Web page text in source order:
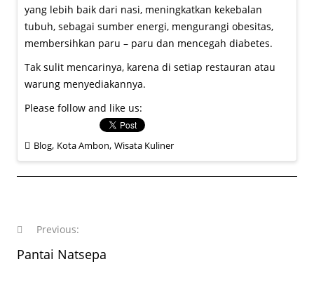
yang lebih baik dari nasi, meningkatkan kekebalan
tubuh, sebagai sumber energi, mengurangi obesitas,
membersihkan paru – paru dan mencegah diabetes.
Tak sulit mencarinya, karena di setiap restauran atau
warung menyediakannya.
Please follow and like us:
Blog, Kota Ambon, Wisata Kuliner
navigation
Previous:
Previous
Pantai Natsepa